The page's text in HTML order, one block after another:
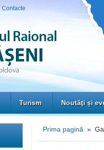
Contacte
Turism Noutăţi și
Prima pagină »